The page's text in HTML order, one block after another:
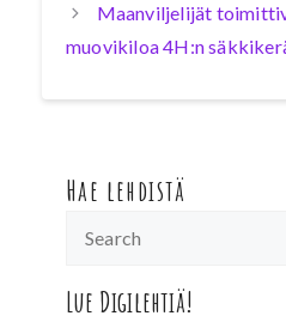
Maanviljelijät
muovikiloa 4H:n
Hae lehdistä
Lue Digilehtiä!